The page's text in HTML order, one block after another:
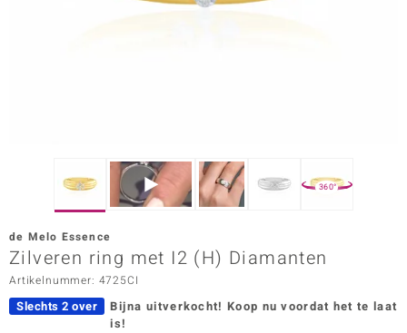
in Berlin
Vogue
in Italy
360°
de Melo Essence
Zilveren ring met I2 (H) Diamanten
Artikelnummer: 4725CI
Slechts 2 over Bijna uitverkocht! Koop nu voordat het te laat
is!